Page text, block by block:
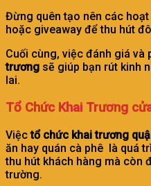
Đừng quên tạo nên các
hoặc giveaway để thu hút
Cuối cùng, việc đánh giá và
trương sẽ giúp bạn rút kinh
lai.
Tổ Chức Khai Trương
Việctổ chức khai trương
ăn hay quán cà phê là quá
thu hút khách hàng mà còn
trường.